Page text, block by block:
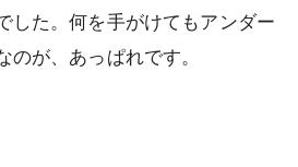
した。何を手がけてもアンダー
が、あっぱれです。